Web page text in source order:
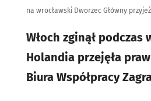
na wrocławski Dworzec Główny
Włoch zginął
Holandia przejęła
Biura Współpracy